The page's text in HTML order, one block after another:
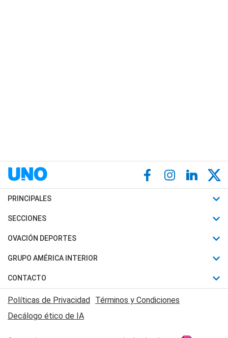
PRINCIPALES
Últimas Noticias
Política
Judiciales
Economia
SECCIONES
Horóscopo
Motores
Trucos caseros
Series y Películas
Edictos y Solicitadas
OVACIÓN DEPORTES
Fútbol
Mundial
Automovilismo
Rugby
GRUPO AMÉRICA INTERIOR
Canal 7 en Vivo
CONTACTO
Acerca de Nosotros
Contactanos
Políticas de Privacidad Términos y Condiciones
Decálogo ético de IA